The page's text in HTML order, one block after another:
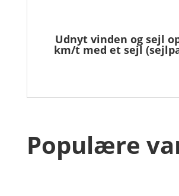
Udnyt vinden og sejl
km/t med et sejl
Populære